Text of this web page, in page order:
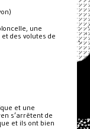
une
des volutes de
et une
s’arrêtent de
et ils ont bien